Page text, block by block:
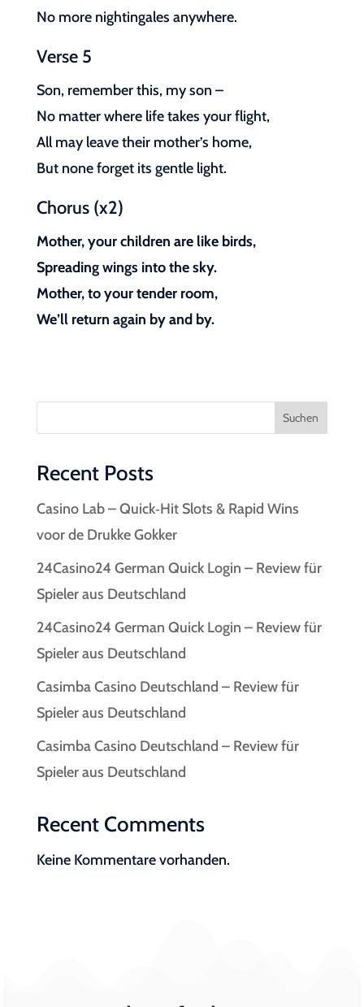
No more nightingales anywhere.
Verse 5
Son, remember this, my son –
No matter where life takes your flight,
All may leave their mother’s home,
But none forget its gentle light.
Chorus (x2)
Mother, your children are like birds,
Spreading wings into the sky.
Mother, to your tender room,
We’ll return again by and by.
Suchen
Recent Posts
Casino Lab – Quick‑Hit Slots & Rapid Wins
voor de Drukke Gokker
24Casino24 German Quick Login – Review für
Spieler aus Deutschland
24Casino24 German Quick Login – Review für
Spieler aus Deutschland
Casimba Casino Deutschland – Review für
Spieler aus Deutschland
Casimba Casino Deutschland – Review für
Spieler aus Deutschland
Recent Comments
Keine Kommentare vorhanden.